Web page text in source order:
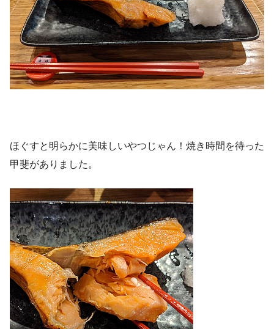
ほぐすと明らかに美味しいやつじゃん！焼き時間を待った
甲斐がありました。